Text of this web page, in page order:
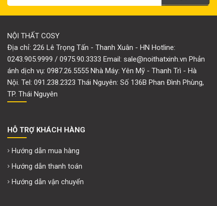
NỘI THẤT COSY
Địa chỉ: 226 Lê Trọng Tấn - Thanh Xuân - HN Hotline:
0243.905.9999 / 0975.90.3333 Email: sale@noithatxinh.vn Phản
ánh dịch vụ: 0987.26.5555 Nhà Máy: Yên Mỹ - Thanh Trì - Hà
Nội. Tel: 091.238.2323 Thái Nguyên: Số 136B Phan Đình Phùng,
TP. Thái Nguyên
HỖ TRỢ KHÁCH HÀNG
Hướng dẫn mua hàng
Hướng dẫn thanh toán
Hướng dẫn vận chuyển